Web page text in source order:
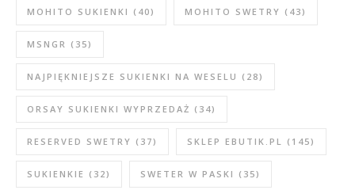
MOHITO SUKIENKI (40) MOHITO SWETRY (43)
MSNGR (35)
NAJPIĘKNIEJSZE SUKIENKI NA WESELU (28)
ORSAY SUKIENKI WYPRZEDAŻ (34)
RESERVED SWETRY (37) SKLEP EBUTIK.PL (145)
SUKIENKIE (32) SWETER W PASKI (35)